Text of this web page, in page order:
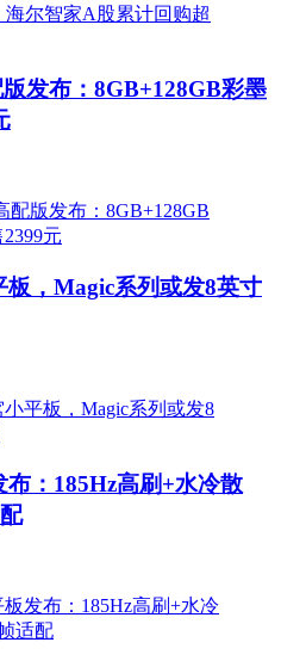
发布：8GB+128GB彩墨
，Magic系列或发8英寸
：185Hz高刷+水冷散